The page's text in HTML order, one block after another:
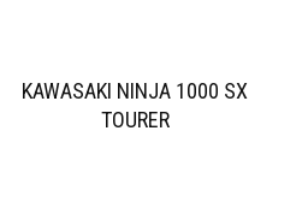
KAWASAKI NINJA 1000 SX
TOURER